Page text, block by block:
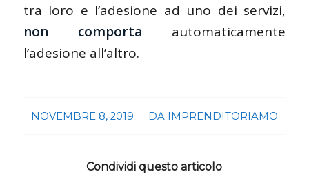
tra loro e l’adesione ad uno dei servizi,
non comporta automaticamente
l’adesione all’altro.
NOVEMBRE 8, 2019
/ DA IMPRENDITORIAMO
Condividi questo articolo